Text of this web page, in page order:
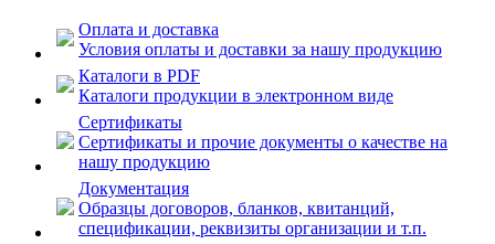
Оплата и доставка
Условия оплаты и доставки за нашу продукцию
Каталоги в PDF
Каталоги продукции в электронном виде
Сертификаты
Сертификаты и прочие документы о качестве на
нашу продукцию
Документация
Образцы договоров, бланков, квитанций,
спецификации, реквизиты организации и т.п.